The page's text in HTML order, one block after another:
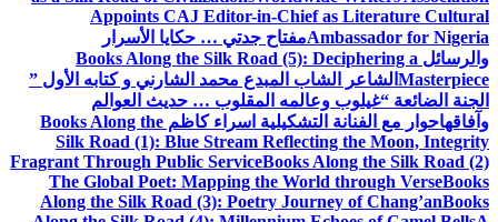
Appoints CAJ Editor-in-Chief as Literature Cultural
Ambassador for Nigeriaمفتاح جدتي … حكايا الأسرار
والرسائل Books Along the Silk Road (5): Deciphering a
Masterpiece الشاعر الشاب المبدع محمد الشارني و كتابه الأول ”
الجنة الضائعة “غيلوب وعالمه المقلوب … حديث العوالم
وآفاقهاحوار مع الفنانة التشكيلية اسراء كاظم Books Along the
Silk Road (1): Blue Stream Reflecting the Moon, Integrity
Fragrant Through Public ServiceBooks Along the Silk Road (2)
The Global Poet: Mapping the World through VerseBooks
Along the Silk Road (3): Poetry Journey of Chang’anBooks